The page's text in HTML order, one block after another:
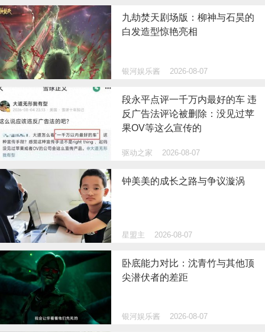
九劫焚天剧场版：柳神与石昊的
白发造型惊艳亮相
银河娱乐酱 2026-08-07
段永平点评一千万内最好的车 违
反广告法评论被删除：没见过苹
果OV等这么宣传的
驱动之家 2026-08-07
钟美美的成长之路与争议漩涡
星盟主 2026-08-07
卧底能力对比：沈青竹与其他顶
尖潜伏者的差距
银河娱乐酱 2026-08-07